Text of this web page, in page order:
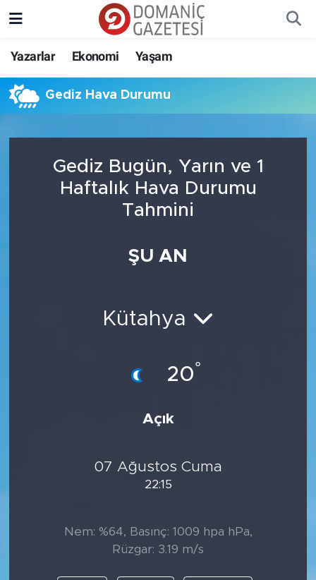
Yazarlar Ekonomi Yaşam
Gediz Hava Durumu
Gediz Bugün, Yarın ve 1
Haftalık Hava Durumu
Tahmini
ŞU AN
Kütahya
20°
Açık
07 Ağustos Cuma
22:15
Nem: %64, Basınç: 1009 hpa hPa,
Rüzgar: 3.19 m/s